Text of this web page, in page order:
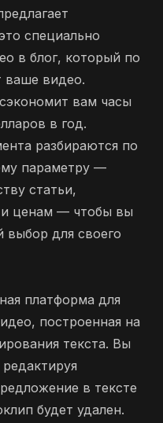
специально
в блог, который по
ваше видео.
вам часы
в год.
разбираются по
параметру —
статьи,
ценам — чтобы вы
выбор для своего
платформа для
построенная на
текста. Вы
в тексте
будет удален.